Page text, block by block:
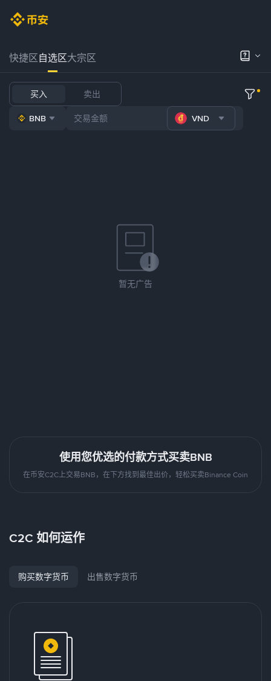
快捷区自选区大宗区
买入 卖出
BNB VND
暂无广告
使用您优选的付款方式买卖BNB
在币安C2C上交易BNB，在下方找到最佳出价，轻松买卖Binance Coin
C2C 如何运作
购买数字货币 出售数字货币